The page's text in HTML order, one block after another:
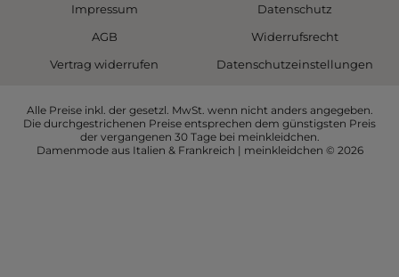
Impressum
Datenschutz
AGB
Widerrufsrecht
Vertrag widerrufen
Datenschutzeinstellungen
Alle Preise inkl. der gesetzl. MwSt. wenn nicht anders angegeben.
Die durchgestrichenen Preise entsprechen dem günstigsten Preis
der vergangenen 30 Tage bei meinkleidchen.
Damenmode aus Italien & Frankreich | meinkleidchen © 2026